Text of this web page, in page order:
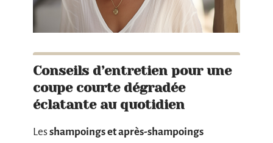
Conseils d’entretien pour une
coupe courte dégradée
éclatante au quotidien
Lesshampoings et après-shampoings